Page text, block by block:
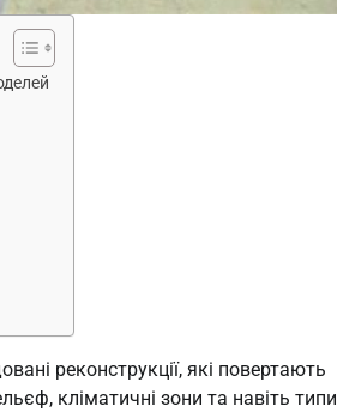
реконструкції, які повертають
кліматичні зони та навіть типи